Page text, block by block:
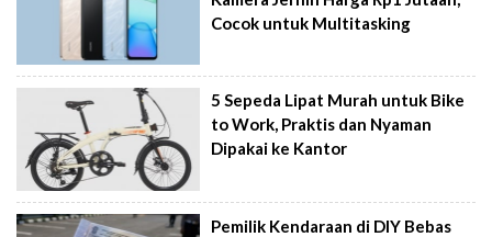
Cocok untuk Multitasking
5 Sepeda Lipat Murah untuk Bike
to Work, Praktis dan Nyaman
Dipakai ke Kantor
Pemilik Kendaraan di DIY Bebas